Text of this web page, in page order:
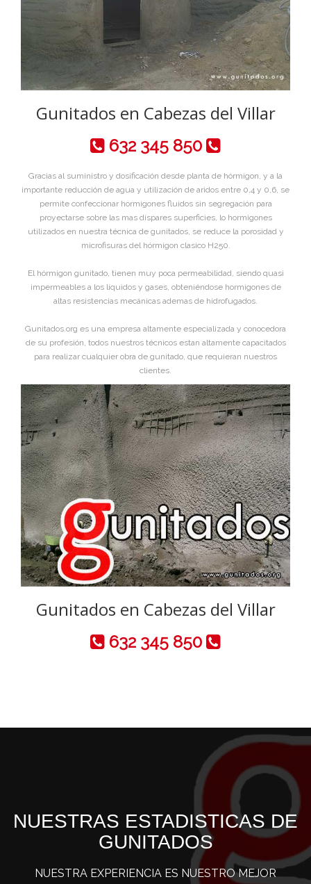
Gunitados en Cabezas del Villar
632 345 850
Gracias al suministro y dosificación desde planta de hórmigon, y a la
importante reducción de agua y utilización de aridos entre 0,4 y 0,6, se
permite confeccionar hormigones fluidos sin segregación para
proyectarse sobre las mas dispares superficies, lo hormigones
utilizados en nuestra técnica de gunitados, se reduce la porosidad y
microfisuras del hórmigon clasico H250.
El hórmigon gunitado, tienen muy poca permeabilidad, siendo quasi
impermeables a los líquidos y gases, obteniéndose hormigones de
altas resistencias mecánicas ademas de hidrofugados.
Gunitados.org es una empresa altamente especializada y conocedora
de su profesión, todos nuestros técnicos estan altamente capacitados
para realizar cualquier obra de gunitado, que requieran nuestros
clientes.
Gunitados en Cabezas del Villar
632 345 850
NUESTRAS ESTADISTICAS DE
GUNITADOS
NUESTRA EXPERIENCIA ES NUESTRO MEJOR